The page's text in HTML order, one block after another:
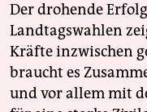
Der drohende
Landtagswahlen
Kräfte inzwischen
braucht es
und vor allem mit